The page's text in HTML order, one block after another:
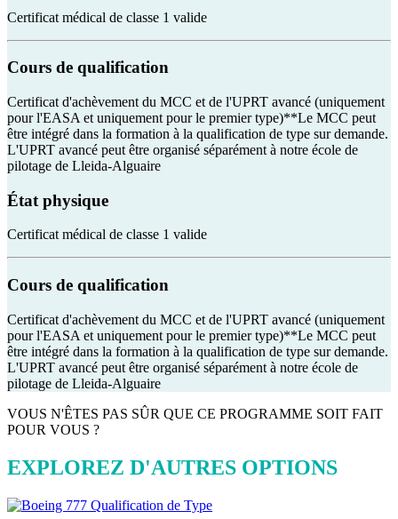
Certificat médical de classe 1 valide
Cours de qualification
Certificat d'achèvement du MCC et de l'UPRT avancé (uniquement
pour l'EASA et uniquement pour le premier type)**Le MCC peut
être intégré dans la formation à la qualification de type sur demande.
L'UPRT avancé peut être organisé séparément à notre école de
pilotage de Lleida-Alguaire
État physique
Certificat médical de classe 1 valide
Cours de qualification
Certificat d'achèvement du MCC et de l'UPRT avancé (uniquement
pour l'EASA et uniquement pour le premier type)**Le MCC peut
être intégré dans la formation à la qualification de type sur demande.
L'UPRT avancé peut être organisé séparément à notre école de
pilotage de Lleida-Alguaire
VOUS N'ÊTES PAS SÛR QUE CE PROGRAMME SOIT FAIT
POUR VOUS ?
EXPLOREZ D'AUTRES OPTIONS